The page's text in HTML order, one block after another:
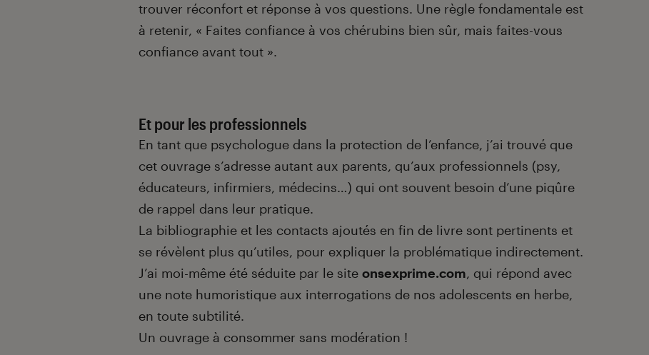
trouver réconfort et réponse à vos questions. Une règle fondamentale est
à retenir, « Faites confiance à vos chérubins bien sûr, mais faites-vous
confiance avant tout ».
Et pour les professionnels
En tant que psychologue dans la protection de l’enfance, j’ai trouvé que
cet ouvrage s’adresse autant aux parents, qu’aux professionnels (psy,
éducateurs, infirmiers, médecins…) qui ont souvent besoin d’une piqûre
de rappel dans leur pratique.
La bibliographie et les contacts ajoutés en fin de livre sont pertinents et
se révèlent plus qu’utiles, pour expliquer la problématique indirectement.
J’ai moi-même été séduite par le site onsexprime.com, qui répond avec
une note humoristique aux interrogations de nos adolescents en herbe,
en toute subtilité.
Un ouvrage à consommer sans modération !